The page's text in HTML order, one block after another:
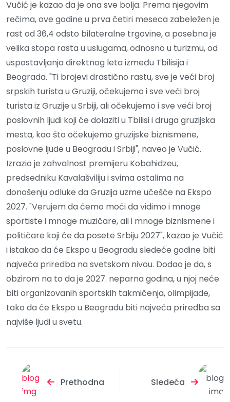
Vučić je kazao da je ona sve bolja. Prema njegovim
rečima, ove godine u prva četiri meseca zabeležen je
rast od 36,4 odsto bilateralne trgovine, a posebna je
velika stopa rasta u uslugama, odnosno u turizmu, od
uspostavljanja direktnog leta između Tbilisija i
Beograda. "Ti brojevi drastično rastu, sve je veći broj
srpskih turista u Gruziji, očekujemo i sve veći broj
turista iz Gruzije u Srbiji, ali očekujemo i sve veći broj
poslovnih ljudi koji će dolaziti u Tbilisi i druga gruzijska
mesta, kao što očekujemo gruzijske biznismene,
poslovne ljude u Beogradu i Srbiji", naveo je Vučić.
Izrazio je zahvalnost premijeru Kobahidzeu,
predsedniku Kavalašviliju i svima ostalima na
donošenju odluke da Gruzija uzme učešće na Ekspo
2027. "Verujem da ćemo moći da vidimo i mnoge
sportiste i mnoge muzičare, ali i mnoge biznismene i
političare koji će da posete Srbiju 2027", kazao je Vučić
i istakao da će Ekspo u Beogradu sledeće godine biti
najveća priredba na svetskom nivou. Dodao je da, s
obzirom na to da je 2027. neparna godina, u njoj neće
biti organizovanih sportskih takmičenja, olimpijade,
tako da će Ekspo u Beogradu biti najveća priredba sa
najviše ljudi u svetu.
Prethodna Sledeća